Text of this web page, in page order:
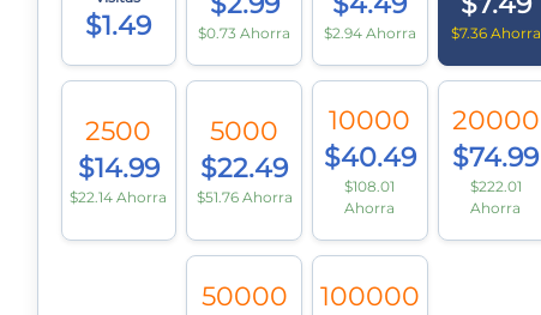
$1.49 $0.73 Ahorra $2.94 Ahorra $7.36 Ahorra
2500
$14.99
$22.14 Ahorra
5000
$22.49
$51.76 Ahorra
10000
$40.49
$108.01
Ahorra
20000
$74.99
$222.01
Ahorra
50000
100000